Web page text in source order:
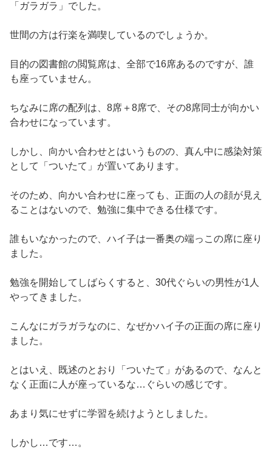
「ガラガラ」でした。
世間の方は行楽を満喫しているのでしょうか。
目的の図書館の閲覧席は、全部で16席あるのですが、誰
も座っていません。
ちなみに席の配列は、8席＋8席で、その8席同士が向かい
合わせになっています。
しかし、向かい合わせとはいうものの、真ん中に感染対策
として「ついたて」が置いてあります。
そのため、向かい合わせに座っても、正面の人の顔が見え
ることはないので、勉強に集中できる仕様です。
誰もいなかったので、ハイ子は一番奥の端っこの席に座り
ました。
勉強を開始してしばらくすると、30代ぐらいの男性が1人
やってきました。
こんなにガラガラなのに、なぜかハイ子の正面の席に座り
ました。
とはいえ、既述のとおり「ついたて」があるので、なんと
なく正面に人が座っているな…ぐらいの感じです。
あまり気にせずに学習を続けようとしました。
しかし…です…。